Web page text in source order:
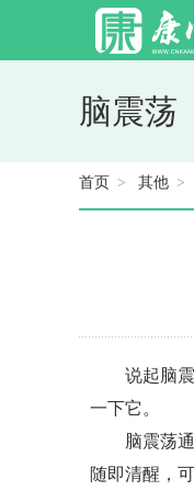
脑震荡
首页 > 其他 >
说起脑震
一下它。
脑震荡通常
随即清醒，